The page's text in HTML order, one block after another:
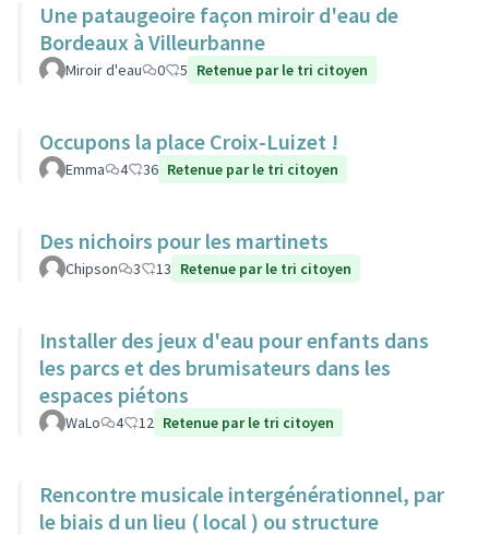
Une pataugeoire façon miroir d'eau de
Bordeaux à Villeurbanne
Miroir d'eau 0 5 Retenue par le tri citoyen
Occupons la place Croix-Luizet !
Emma 4 36 Retenue par le tri citoyen
Des nichoirs pour les martinets
Chipson 3 13 Retenue par le tri citoyen
Installer des jeux d'eau pour enfants dans
les parcs et des brumisateurs dans les
espaces piétons
WaLo 4 12 Retenue par le tri citoyen
Rencontre musicale intergénérationnel, par
le biais d un lieu ( local ) ou structure